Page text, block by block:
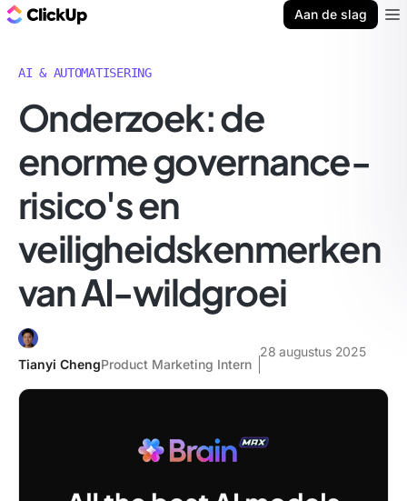
Aan de slag
AI & AUTOMATISERING
Onderzoek: de
enorme governance-
risico's en
veiligheidskenmerken
van AI-wildgroei
Tianyi ChengProduct Marketing Intern
28 augustus 2025